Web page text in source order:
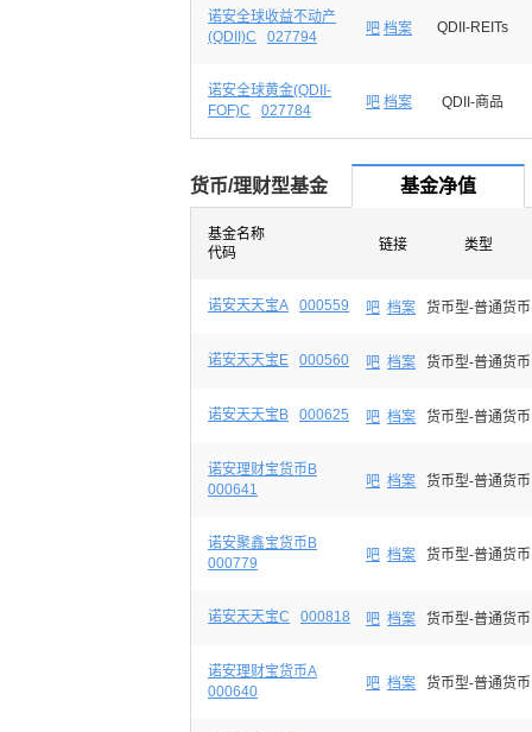
诺安全球收益不动产
(QDII)C
027794 吧 档案 QDII-REITs
诺安全球黄金(QDII-
FOF)C
027784 吧 档案 QDII-商品
货币/理财型基金 基金净值
基金名称
代码
链接 类型
诺安天天宝A 000559 吧 档案 货币型-普通货币
诺安天天宝E 000560 吧 档案 货币型-普通货币
诺安天天宝B 000625 吧 档案 货币型-普通货币
诺安理财宝货币B
000641
吧 档案 货币型-普通货币
诺安聚鑫宝货币B
000779
吧 档案 货币型-普通货币
诺安天天宝C 000818 吧 档案 货币型-普通货币
诺安理财宝货币A
000640
吧 档案 货币型-普通货币